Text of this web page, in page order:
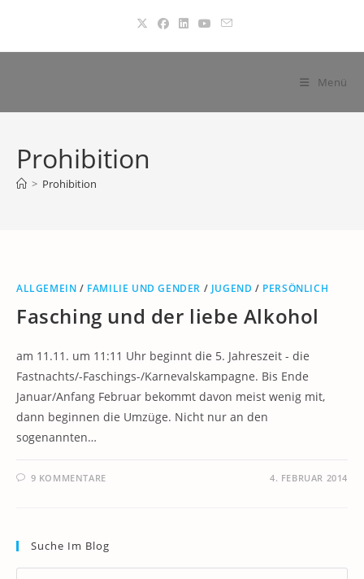
springen
Menü
Prohibition
> Prohibition
ALLGEMEIN / FAMILIE UND GENDER / JUGEND / PERSÖNLICH
Fasching und der liebe Alkohol
am 11.11. um 11:11 Uhr beginnt die 5. Jahreszeit - die
Fastnachts/-Faschings-/Karnevalskampagne. Bis Ende
Januar/Anfang Februar bekommt davon meist wenig mit,
dann beginnen die Umzüge. Nicht nur an den
sogenannten…
9 KOMMENTARE 4. FEBRUAR 2014
Suche Im Blog